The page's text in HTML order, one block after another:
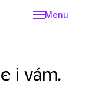
Menu
i vám.